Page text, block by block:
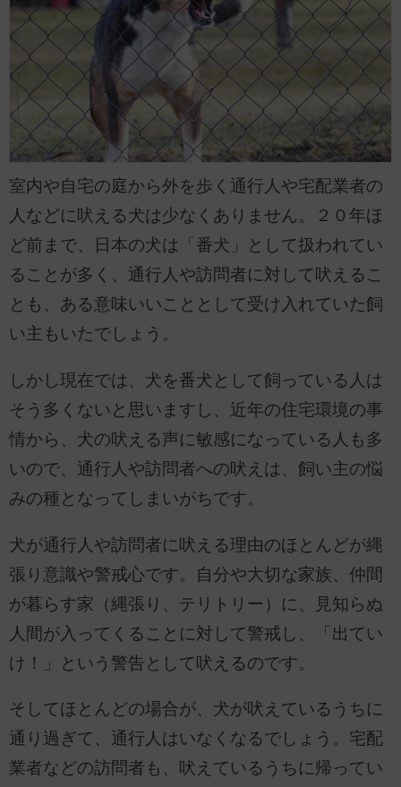
室内や自宅の庭から外を歩く通行人や宅配業者の
人などに吠える犬は少なくありません。２０年ほ
ど前まで、日本の犬は「番犬」として扱われてい
ることが多く、通行人や訪問者に対して吠えるこ
とも、ある意味いいこととして受け入れていた飼
い主もいたでしょう。
しかし現在では、犬を番犬として飼っている人は
そう多くないと思いますし、近年の住宅環境の事
情から、犬の吠える声に敏感になっている人も多
いので、通行人や訪問者への吠えは、飼い主の悩
みの種となってしまいがちです。
犬が通行人や訪問者に吠える理由のほとんどが縄
張り意識や警戒心です。自分や大切な家族、仲間
が暮らす家（縄張り、テリトリー）に、見知らぬ
人間が入ってくることに対して警戒し、「出てい
け！」という警告として吠えるのです。
そしてほとんどの場合が、犬が吠えているうちに
通り過ぎて、通行人はいなくなるでしょう。宅配
業者などの訪問者も、吠えているうちに帰ってい